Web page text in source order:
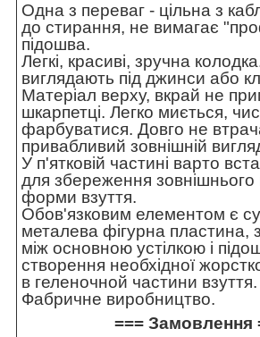
Одна з переваг - цільна з
до стирання, не вимагає
підошва.
Легкі, красиві, зручна
виглядають під джинси або
Матеріал верху, вкрай не
шкарпетці. Легко миється,
фарбуватися. Довго не
привабливий зовнішній
У п'ятковій частині варто
для збереження зовнішнього
форми взуття.
Обов'язковим елементом є
металева фігурна пластина,
між основною устілкою і
створення необхідної
в геленочной частини взуття.
Фабричне виробництво.
=== Замовлення